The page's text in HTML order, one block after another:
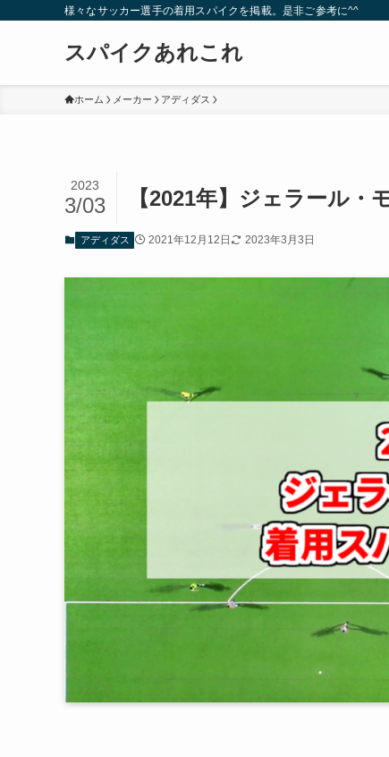
様々なサッカー選手の着用スパイクを掲載。是非ご参考に^^
スパイクあれこれ
ホーム メーカー アディダス
【2021年】ジェラール
2023
3/03
アディダス 2021年12月12日 2023年3月3日